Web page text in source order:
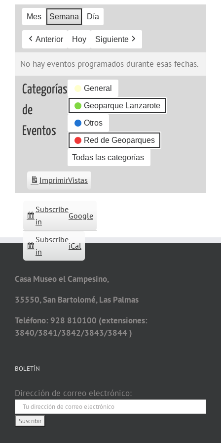
Mes Semana Día
Anterior Hoy Siguiente
No hay eventos programados durante esas fechas.
Categorías
de
Eventos
General
Geoparque Lanzarote
Otros
Red de Geoparques
Todas las categorías
Subscribe
in
Google
Subscribe
in
iCal
ImprimirVistas
Casa Museo el Campesino,
35550, San Bartolomé, Las Palmas
Teléfono: 928 810100 (extensiones:
3840/3841/3842/3843/3844 )
BOLETÍN
Dirección de correo electrónico: